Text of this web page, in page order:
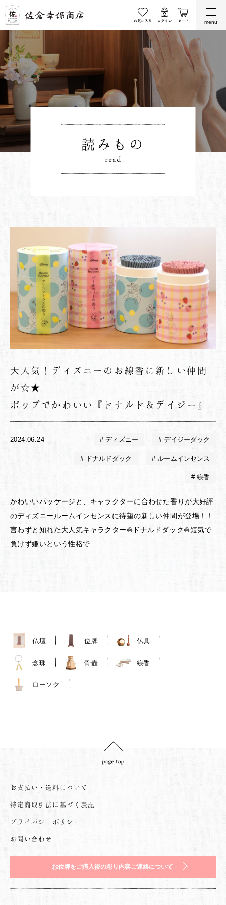
menu
読みもの
read
大人気！ディズニーのお線香に新しい仲間
が☆★
ポップでかわいい『ドナルド＆デイジー』
2024.06.24 ディズニー デイジーダック
ドナルドダック ルームインセンス
線香
かわいいパッケージと、キャラクターに合わせた香りが大好評
のディズニールームインセンスに待望の新しい仲間が登場！！
言わずと知れた大人気キャラクター⛵ドナルドダック⛵短気で
負けず嫌いという性格で...
仏壇 位牌 仏具
念珠 骨壺 線香
ローソク
お支払い・送料について
特定商取引法に基づく表記
プライバシーポリシー
お問い合わせ
お位牌をご購入後の彫り内容ご連絡について